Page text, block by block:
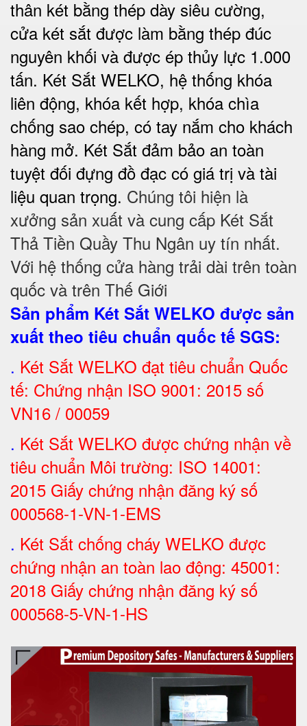
thân két bằng thép dày siêu cường,
cửa két sắt được làm bằng thép đúc
nguyên khối và được ép thủy lực 1.000
tấn. Két Sắt WELKO, hệ thống khóa
liên động, khóa kết hợp, khóa chìa
chống sao chép, có tay nắm cho khách
hàng mở. Két Sắt đảm bảo an toàn
tuyệt đối đựng đồ đạc có giá trị và tài
liệu quan trọng. Chúng tôi hiện là
xưởng sản xuất và cung cấp Két Sắt
Thả Tiền Quầy Thu Ngân uy tín nhất.
Với hệ thống cửa hàng trải dài trên toàn
quốc và trên Thế Giới
Sản phẩm Két Sắt WELKO được sản
xuất theo tiêu chuẩn quốc tế SGS:
. Két Sắt WELKO đạt tiêu chuẩn Quốc
tế: Chứng nhận ISO 9001: 2015 số
VN16 / 00059
. Két Sắt WELKO được chứng nhận về
tiêu chuẩn Môi trường: ISO 14001:
2015 Giấy chứng nhận đăng ký số
000568-1-VN-1-EMS
. Két Sắt chống cháy WELKO được
chứng nhận an toàn lao động: 45001:
2018 Giấy chứng nhận đăng ký số
000568-5-VN-1-HS